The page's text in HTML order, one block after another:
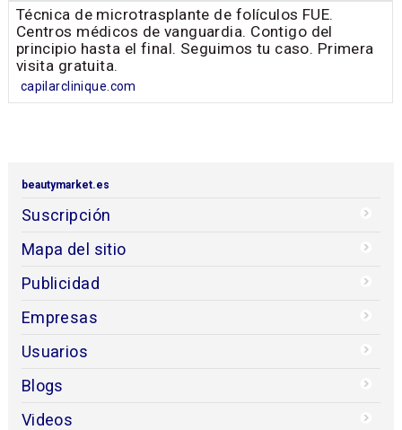
Técnica de microtrasplante de folículos FUE.
Centros médicos de vanguardia. Contigo del
principio hasta el final. Seguimos tu caso. Primera
visita gratuita.
capilarclinique.com
beautymarket.es
Suscripción
Mapa del sitio
Publicidad
Empresas
Usuarios
Blogs
Videos